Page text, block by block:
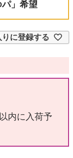
)
」希望
りに登録する
内に入荷予